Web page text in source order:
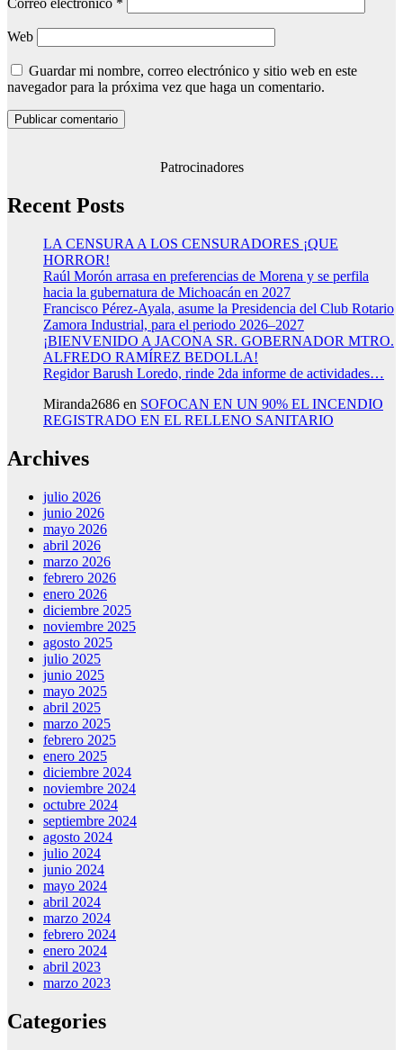
Correo electrónico *
Web
Guardar mi nombre, correo electrónico y sitio web en este
navegador para la próxima vez que haga un comentario.
Patrocinadores
Recent Posts
LA CENSURA A LOS CENSURADORES ¡QUE
HORROR!
Raúl Morón arrasa en preferencias de Morena y se perfila
hacia la gubernatura de Michoacán en 2027
Francisco Pérez-Ayala, asume la Presidencia del Club Rotario
Zamora Industrial, para el periodo 2026–2027
¡BIENVENIDO A JACONA SR. GOBERNADOR MTRO.
ALFREDO RAMÍREZ BEDOLLA!
Regidor Barush Loredo, rinde 2da informe de actividades…
Miranda2686 en SOFOCAN EN UN 90% EL INCENDIO
REGISTRADO EN EL RELLENO SANITARIO
Archives
julio 2026
junio 2026
mayo 2026
abril 2026
marzo 2026
febrero 2026
enero 2026
diciembre 2025
noviembre 2025
agosto 2025
julio 2025
junio 2025
mayo 2025
abril 2025
marzo 2025
febrero 2025
enero 2025
diciembre 2024
noviembre 2024
octubre 2024
septiembre 2024
agosto 2024
julio 2024
junio 2024
mayo 2024
abril 2024
marzo 2024
febrero 2024
enero 2024
abril 2023
marzo 2023
Categories